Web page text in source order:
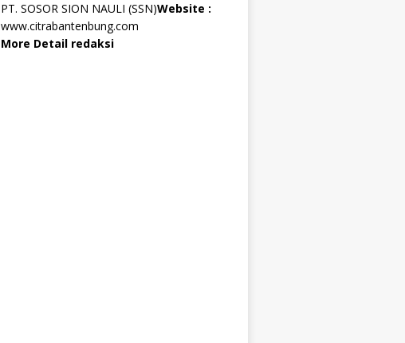
PT. SOSOR SION NAULI (SSN)Website :
www.citrabantenbung.com
More Detail redaksi